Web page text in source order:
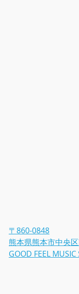
〒860-0848
熊本県熊本市中央
GOOD FEEL MUSIC